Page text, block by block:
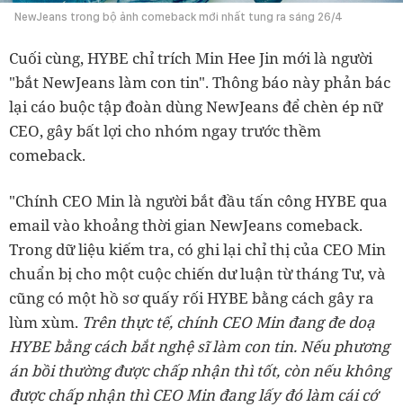
NewJeans trong bộ ảnh comeback mới nhất tung ra sáng 26/4
Cuối cùng, HYBE chỉ trích Min Hee Jin mới là người
"bắt NewJeans làm con tin". Thông báo này phản bác
lại cáo buộc tập đoàn dùng NewJeans để chèn ép nữ
CEO, gây bất lợi cho nhóm ngay trước thềm
comeback.
"Chính CEO Min là người bắt đầu tấn công HYBE qua
email vào khoảng thời gian NewJeans comeback.
Trong dữ liệu kiếm tra, có ghi lại chỉ thị của CEO Min
chuẩn bị cho một cuộc chiến dư luận từ tháng Tư, và
cũng có một hồ sơ quấy rối HYBE bằng cách gây ra
lùm xùm. Trên thực tế, chính CEO Min đang đe doạ
HYBE bằng cách bắt nghệ sĩ làm con tin. Nếu phương
án bồi thường được chấp nhận thì tốt, còn nếu không
được chấp nhận thì CEO Min đang lấy đó làm cái cớ